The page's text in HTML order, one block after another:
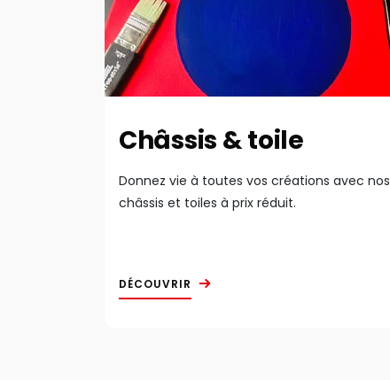
Châssis & toile
Donnez vie à toutes vos créations avec nos
châssis et toiles à prix réduit.
DÉCOUVRIR